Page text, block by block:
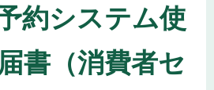
約システム使
書（消費者セ